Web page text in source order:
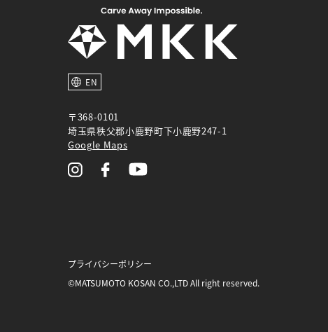
EN
〒368-0101
埼玉県秩父郡小鹿野町下小鹿野247-1
Google Maps
プライバシーポリシー
©MATSUMOTO KOSAN CO.,LTD All right reserved.